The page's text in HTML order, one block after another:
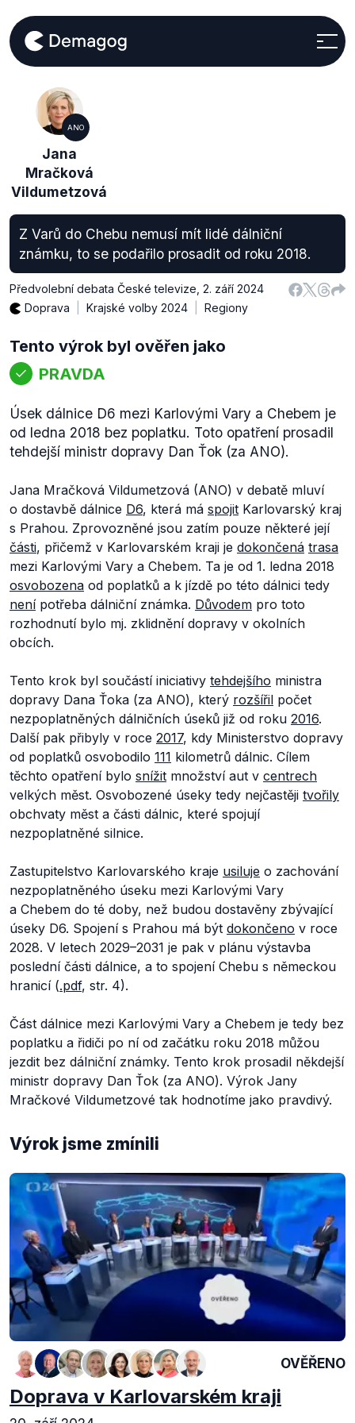
ANO
Jana
Mračková
Vildumetzová
Z Varů do Chebu nemusí mít lidé dálniční
známku, to se podařilo prosadit od roku 2018.
Předvolební debata České televize 2. září 2024
Doprava
Krajské volby 2024 Regiony
Tento výrok byl ověřen jako
PRAVDA
Úsek dálnice D6 mezi Karlovými Vary a Chebem je
od ledna 2018 bez poplatku. Toto opatření prosadil
tehdejší ministr dopravy Dan Ťok (za ANO).
Jana Mračková Vildumetzová (ANO) v debatě mluví
o dostavbě dálnice D6, která má spojit Karlovarský kraj
s Prahou. Zprovozněné jsou zatím pouze některé její
části, přičemž v Karlovarském kraji je dokončená trasa
mezi Karlovými Vary a Chebem. Ta je od 1. ledna 2018
osvobozena od poplatků a k jízdě po této dálnici tedy
nenípotřeba dálniční známka. Důvodem pro toto
rozhodnutí bylo mj. zklidnění dopravy v okolních
obcích.
Tento krok byl součástí iniciativy tehdejšího ministra
dopravy Dana Ťoka (za ANO), který rozšířil počet
nezpoplatněných dálničních úseků již od roku 2016.
Další pak přibyly v roce 2017, kdy Ministerstvo dopravy
od poplatků osvobodilo 111 kilometrů dálnic. Cílem
těchto opatření bylo snížit množství aut v centrech
velkých měst. Osvobozené úseky tedy nejčastěji tvořily
obchvaty měst a části dálnic, které spojují
nezpoplatněné silnice.
Zastupitelstvo Karlovarského kraje usiluje o zachování
nezpoplatněného úseku mezi Karlovými Vary
a Chebem do té doby, než budou dostavěny zbývající
úseky D6. Spojení s Prahou má být dokončeno v roce
2028. V letech 2029–2031 je pak v plánu výstavba
poslední části dálnice, a to spojení Chebu s německou
hranicí (.pdf, str. 4).
Část dálnice mezi Karlovými Vary a Chebem je tedy bez
poplatku a řidiči po ní od začátku roku 2018 můžou
jezdit bez dálniční známky. Tento krok prosadil někdejší
ministr dopravy Dan Ťok (za ANO). Výrok Jany
Mračkové Vildumetzové tak hodnotíme jako pravdivý.
Výrok jsme zmínili
OVĚŘENO
Doprava v Karlovarském kraji